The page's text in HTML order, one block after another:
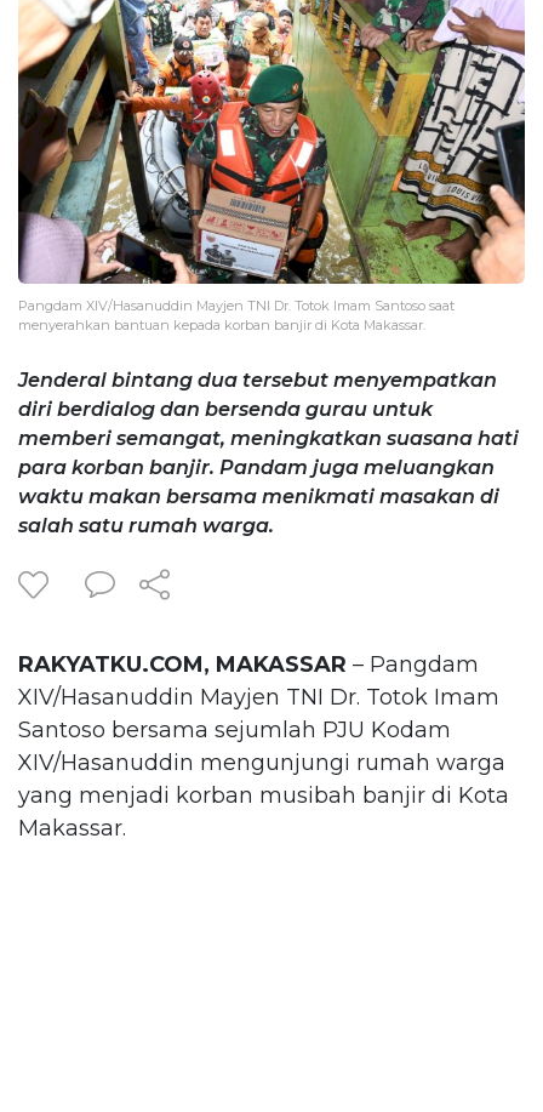
Pangdam XIV/Hasanuddin Mayjen TNI Dr. Totok Imam Santoso saat
menyerahkan bantuan kepada korban banjir di Kota Makassar.
Jenderal bintang dua tersebut menyempatkan
diri berdialog dan bersenda gurau untuk
memberi semangat, meningkatkan suasana hati
para korban banjir. Pandam juga meluangkan
waktu makan bersama menikmati masakan di
salah satu rumah warga.
RAKYATKU.COM, MAKASSAR – Pangdam
XIV/Hasanuddin Mayjen TNI Dr. Totok Imam
Santoso bersama sejumlah PJU Kodam
XIV/Hasanuddin mengunjungi rumah warga
yang menjadi korban musibah banjir di Kota
Makassar.